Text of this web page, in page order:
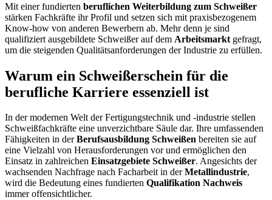
Mit einer fundierten beruflichen Weiterbildung zum Schweißer
stärken Fachkräfte ihr Profil und setzen sich mit praxisbezogenem
Know-how von anderen Bewerbern ab. Mehr denn je sind
qualifiziert ausgebildete Schweißer auf dem Arbeitsmarkt gefragt,
um die steigenden Qualitätsanforderungen der Industrie zu erfüllen.
Warum ein Schweißerschein für die
berufliche Karriere essenziell ist
In der modernen Welt der Fertigungstechnik und -industrie stellen
Schweißfachkräfte eine unverzichtbare Säule dar. Ihre umfassenden
Fähigkeiten in derBerufsausbildung Schweißen bereiten sie auf
eine Vielzahl von Herausforderungen vor und ermöglichen den
Einsatz in zahlreichen Einsatzgebiete Schweißer. Angesichts der
wachsenden Nachfrage nach Facharbeit in derMetallindustrie,
wird die Bedeutung eines fundierten Qualifikation Nachweis
immer offensichtlicher.